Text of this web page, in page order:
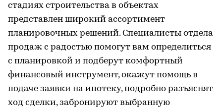
стадиях строительства в объектах
представлен широкий ассортимент
планировочных решений. Специалисты отдела
продаж с радостью помогут вам определиться
с планировкой и подберут комфортный
финансовый инструмент, окажут помощь в
подаче заявки на ипотеку, подробно разъяснят
ход сделки, забронируют выбранную